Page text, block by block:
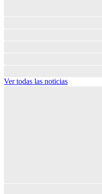
Ver todas las noticias